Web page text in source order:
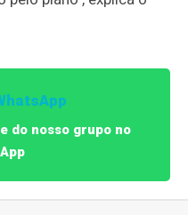
do nosso grupo no